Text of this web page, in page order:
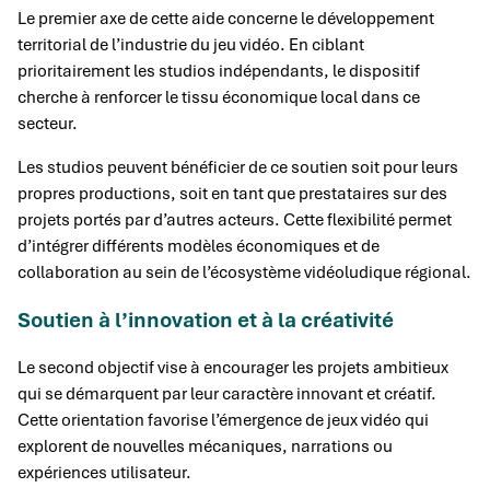
Le premier axe de cette aide concerne le développement
territorial de l’industrie du jeu vidéo. En ciblant
prioritairement les studios indépendants, le dispositif
cherche à renforcer le tissu économique local dans ce
secteur.
Les studios peuvent bénéficier de ce soutien soit pour leurs
propres productions, soit en tant que prestataires sur des
projets portés par d’autres acteurs. Cette flexibilité permet
d’intégrer différents modèles économiques et de
collaboration au sein de l’écosystème vidéoludique régional.
Soutien à l’innovation et à la créativité
Le second objectif vise à encourager les projets ambitieux
qui se démarquent par leur caractère innovant et créatif.
Cette orientation favorise l’émergence de jeux vidéo qui
explorent de nouvelles mécaniques, narrations ou
expériences utilisateur.